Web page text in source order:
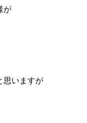
が
思いますが